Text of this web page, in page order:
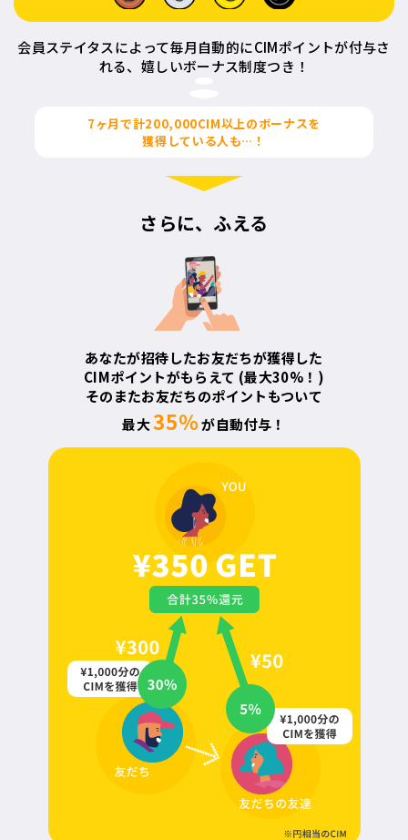
会員ステイタスによって毎月自動的にCIMポイントが付与さ
れる、 嬉しいボーナス制度つき！
7ヶ月で計200,000CIM以上のボーナスを
獲得している人も…！
さらに、ふえる
あなたが招待したお友だちが獲得した
CIMポイントがもらえて (最大30%！)
そのまたお友だちのポイントもついて
最大35％が自動付与！